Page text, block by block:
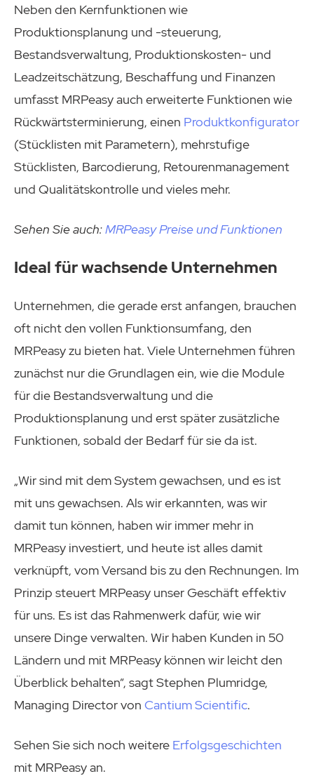
Neben den Kernfunktionen wie
Produktionsplanung und -steuerung,
Bestandsverwaltung, Produktionskosten- und
Leadzeitschätzung, Beschaffung und Finanzen
umfasst MRPeasy auch erweiterte Funktionen wie
Rückwärtsterminierung, einen Produktkonfigurator
(Stücklisten mit Parametern), mehrstufige
Stücklisten, Barcodierung, Retourenmanagement
und Qualitätskontrolle und vieles mehr.
Sehen Sie auch:MRPeasy Preise und Funktionen
Ideal für wachsende Unternehmen
Unternehmen, die gerade erst anfangen, brauchen
oft nicht den vollen Funktionsumfang, den
MRPeasy zu bieten hat. Viele Unternehmen führen
zunächst nur die Grundlagen ein, wie die Module
für die Bestandsverwaltung und die
Produktionsplanung und erst später zusätzliche
Funktionen, sobald der Bedarf für sie da ist.
„Wir sind mit dem System gewachsen, und es ist
mit uns gewachsen. Als wir erkannten, was wir
damit tun können, haben wir immer mehr in
MRPeasy investiert, und heute ist alles damit
verknüpft, vom Versand bis zu den Rechnungen. Im
Prinzip steuert MRPeasy unser Geschäft effektiv
für uns. Es ist das Rahmenwerk dafür, wie wir
unsere Dinge verwalten. Wir haben Kunden in 50
Ländern und mit MRPeasy können wir leicht den
Überblick behalten“, sagt Stephen Plumridge,
Managing Director von Cantium Scientific.
Sehen Sie sich noch weitere Erfolgsgeschichten
mit MRPeasy an.